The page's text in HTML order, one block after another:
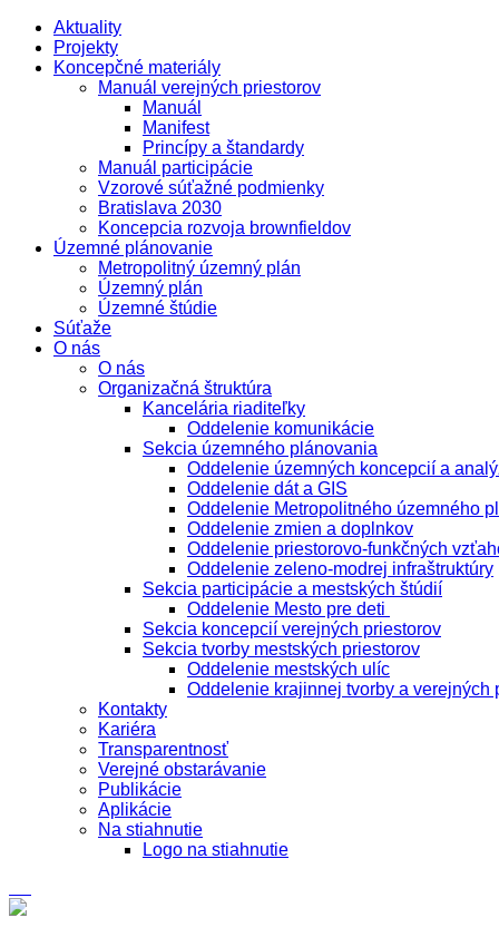
Aktuality
Projekty
Koncepčné materiály
Manuál verejných priestorov
Manuál
Manifest
Princípy a štandardy
Manuál participácie
Vzorové súťažné podmienky
Bratislava 2030
Koncepcia rozvoja brownfieldov
Územné plánovanie
Metropolitný územný plán
Územný plán
Územné štúdie
Súťaže
O nás
O nás
Organizačná štruktúra
Kancelária riaditeľky
Oddelenie komunikácie
Sekcia územného plánovania
Oddelenie územných koncepcií a
Oddelenie dát a GIS
Oddelenie Metropolitného územného
Oddelenie zmien a doplnkov
Oddelenie priestorovo-funkčných
Oddelenie zeleno-modrej infraštruktúry
Sekcia participácie a mestských štúdií
Oddelenie Mesto pre deti
Sekcia koncepcií verejných priestorov
Sekcia tvorby mestských priestorov
Oddelenie mestských ulíc
Oddelenie krajinnej tvorby a verejných
Kontakty
Kariéra
Transparentnosť
Verejné obstarávanie
Publikácie
Aplikácie
Na stiahnutie
Logo na stiahnutie